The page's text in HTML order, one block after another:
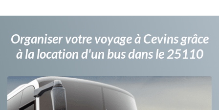
Organiser votre voyage à Cevins grâce
à la location d'un bus dans le 25110